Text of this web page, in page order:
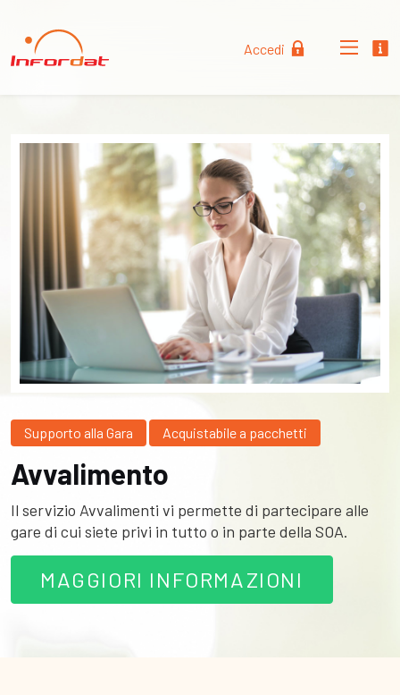
Accedi
Supporto alla Gara Acquistabile a pacchetti
Avvalimento
Il servizio Avvalimenti vi permette di partecipare alle
gare di cui siete privi in tutto o in parte della SOA.
MAGGIORI INFORMAZIONI